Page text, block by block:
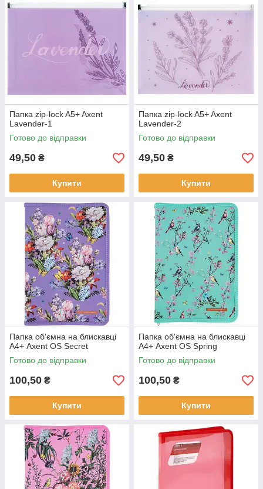
Папка zip-lock A5+ Axent
Lavender-1
Готово до відправки
49,50 ₴
Купити
Папка zip-lock A5+ Axent
Lavender-2
Готово до відправки
49,50 ₴
Купити
Папка об'ємна на блискавці
А4+ Axent OS Secret
Готово до відправки
100,50 ₴
Купити
Папка об'ємна на блискавці
А4+ Axent OS Spring
Готово до відправки
100,50 ₴
Купити